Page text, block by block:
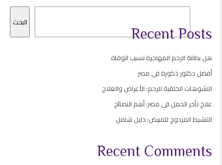
البحث
Recent Posts
هل بطانة الرحم المهاجرة تسبب الوفاة
أفضل دكتور ذكورة في مصر
التشوهات الخلقية للرحم: الأعراض والعلاج
علاج تأخر الحمل في مصر: أهم النصائح
التنشيط المزدوج للمبيض: دليل شامل
Recent Comments